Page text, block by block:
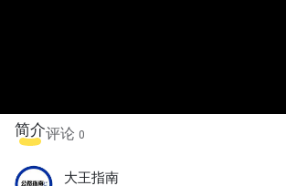
简介评论 0
大王指南